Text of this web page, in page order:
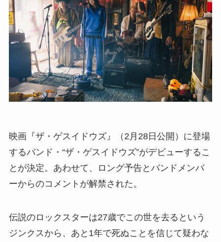
映画『ザ・ゲスイドウズ』（2月28日公開）に登場
するバンド・“ザ・ゲスイドウズ”がデビューするこ
とが決定。あわせて、ロング予告とバンドメンバ
ーからのコメントが解禁された。
伝説のロックスターは27歳でこの世を去るという
ジンクスから、あと1年で死ぬことを信じて疑わな